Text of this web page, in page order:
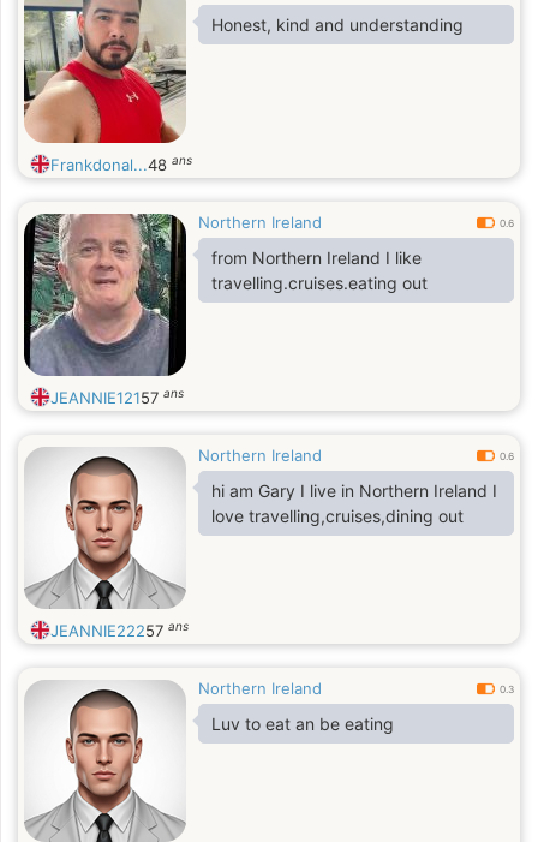
Honest, kind and understanding
Frankdonal...48 ans
Northern Ireland 0.6
from Northern Ireland I like
travelling.cruises.eating out
JEANNIE12157 ans
Northern Ireland 0.6
hi am Gary I live in Northern Ireland I
love travelling,cruises,dining out
JEANNIE22257 ans
Northern Ireland 0.3
Luv to eat an be eating